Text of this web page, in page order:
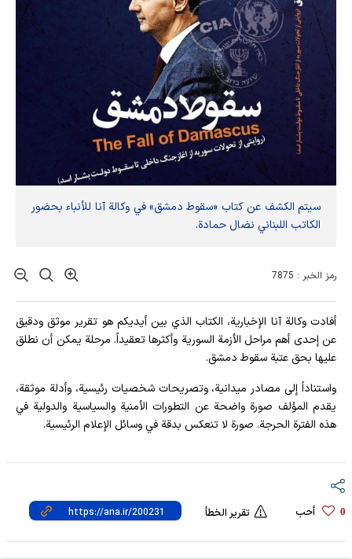
سيتم الكشف عن كتاب «سقوط دمشق» في وكالة آنا للأنباء بحضور
الكاتب اللبناني نضال حمادة.
رمز الخبر : 7875
أفادت وکالة آنا الإخباریة، الكتاب الذي بين أيديكم هو تقرير موثق ودقيق
عن إحدى أهم مراحل الأزمة السورية وأكثرها تعقيداً. مرحلة يمكن أن نطلق
عليها بحق عتبة سقوط دمشق.
واستناداً إلى مصادر ميدانية، وتصريحات شخصيات رئيسية، وأدلة موثقة،
يقدم المؤلف صورة واضحة عن التطورات الأمنية والسياسية والدولية في
هذه الفترة الحرجة. صورة لا تنعكس بدقة في وسائل الإعلام الرئيسية.
0 أحب تقرير الخطأ